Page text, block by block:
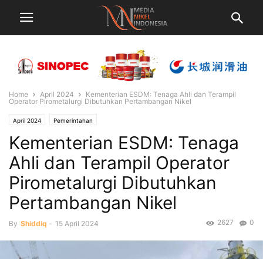
Home April 2024
Kementerian ESDM: Tenaga Ahli dan Terampil
Operator Pirometalurgi Dibutuhkan Pertambangan Nikel
April 2024 Pemerintahan
Kementerian ESDM: Tenaga
Ahli dan Terampil Operator
Pirometalurgi Dibutuhkan
Pertambangan Nikel
By Shiddiq - 15 April 2024 0
2627